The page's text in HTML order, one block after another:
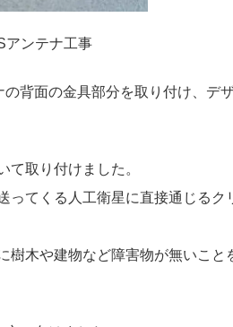
アンテナ工事
背面の金具部分を取り付け、デ
て取り付けました。
ってくる人工衛星に直接通じるク
樹木や建物など障害物が無いこと